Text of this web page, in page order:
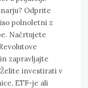
Odprite
polnoletni z
Načrtujete
zapravljajte
investirati v
ETF-je ali